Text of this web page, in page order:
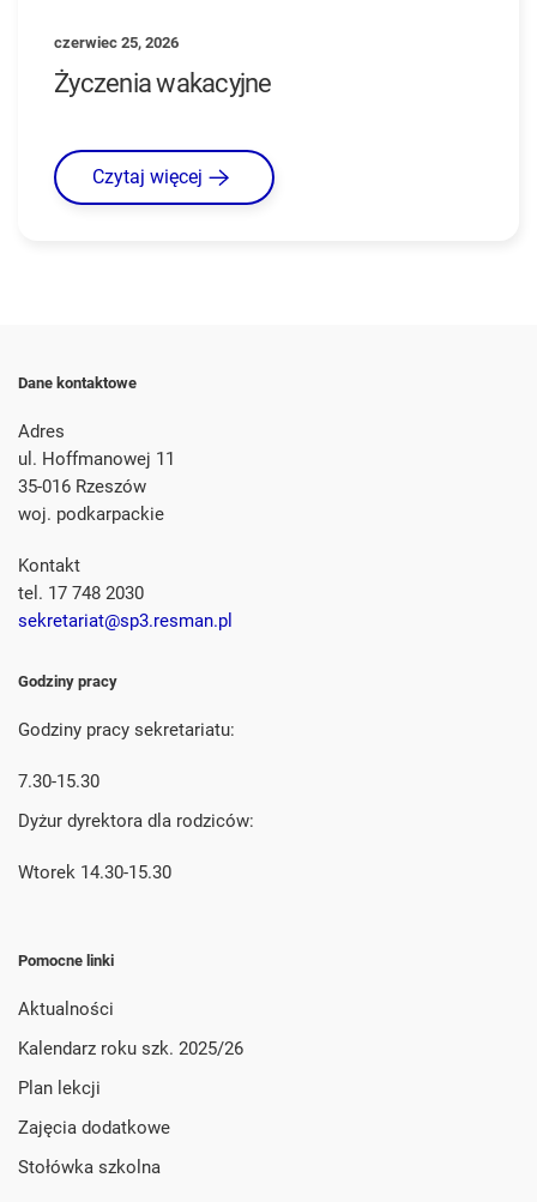
czerwiec 25, 2026
Życzenia wakacyjne
Czytaj więcej
Dane kontaktowe
Adres
ul. Hoffmanowej 11
35-016 Rzeszów
woj. podkarpackie
Kontakt
tel. 17 748 2030
sekretariat@sp3.resman.pl
Godziny pracy
Godziny pracy sekretariatu:
7.30-15.30
Dyżur dyrektora dla rodziców:
Wtorek 14.30-15.30
Pomocne linki
Aktualności
Kalendarz roku szk. 2025/26
Plan lekcji
Zajęcia dodatkowe
Stołówka szkolna